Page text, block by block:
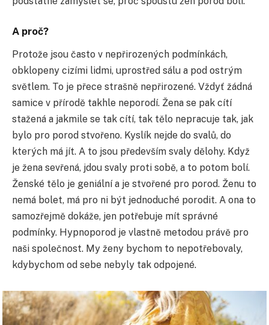
A proč?
Protože jsou často v nepřirozených podmínkách,
obklopeny cizími lidmi, uprostřed sálu a pod ostrým
světlem. To je přece strašně nepřirozené. Vždyť žádná
samice v přírodě takhle neporodí. Žena se pak cítí
stažená a jakmile se tak cítí, tak tělo nepracuje tak, jak
bylo pro porod stvořeno. Kyslík nejde do svalů, do
kterých má jít. A to jsou především svaly dělohy. Když
je žena sevřená, jdou svaly proti sobě, a to potom bolí.
Ženské tělo je geniální a je stvořené pro porod. Ženu to
nemá bolet, má pro ni být jednoduché porodit. A ona to
samozřejmě dokáže, jen potřebuje mít správné
podmínky. Hypnoporod je vlastně metodou právě pro
naši společnost. My ženy bychom to nepotřebovaly,
kdybychom od sebe nebyly tak odpojené.